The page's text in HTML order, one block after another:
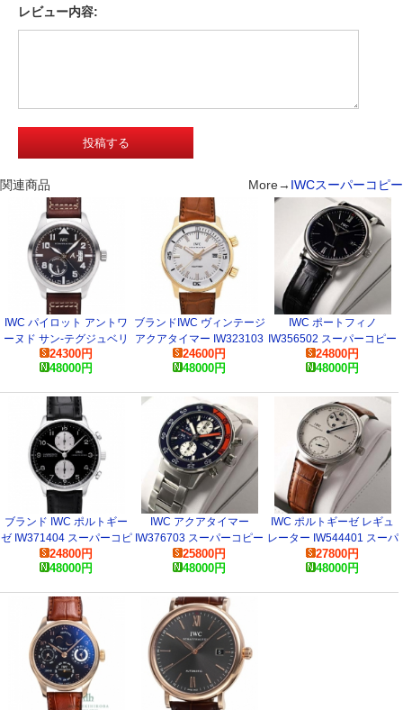
レビュー内容:
関連商品 More→ IWCスーパーコピー
IWC パイロット アントワ
ーヌド サン-テグジュベリ
IW320104 スーパーコピー
24300円
48000円
ブランドIWC ヴィンテージ
アクアタイマー IW323103
スーパーコピー 時計
24600円
48000円
IWC ポートフィノ
IW356502 スーパーコピー
時計
24800円
48000円
ブランド IWC ポルトギー
ゼ IW371404 スーパーコピ
ー 時計
24800円
48000円
IWC アクアタイマー
IW376703 スーパーコピー
時計
25800円
48000円
IWC ポルトギーゼ レギュ
レーター IW544401 スーパ
ーコピー 時計
27800円
48000円